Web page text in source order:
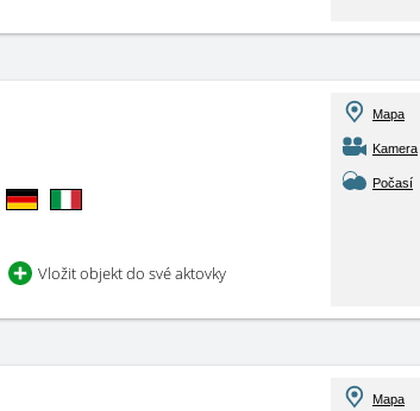
Vložit objekt do své aktovky
Mapa
Kamera
Počasí
Mapa